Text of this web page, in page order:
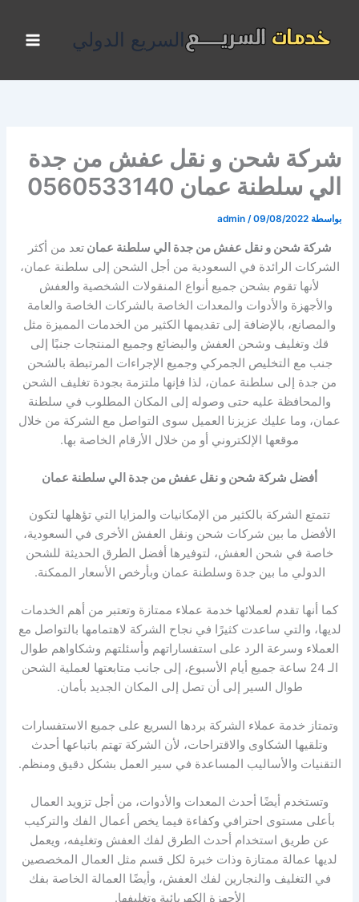
المحتوى
السريع الدولي
شركة شحن و نقل عفش من جدة
الي سلطنة عمان 0560533140
بواسطة admin /09/08/2022
شركة شحن و نقل عفش من جدة الي سلطنة عمان تعد من أكثر
الشركات الرائدة في السعودية من أجل الشحن إلى سلطنة عمان،
لأنها تقوم بشحن جميع أنواع المنقولات الشخصية والعفش
والأجهزة والأدوات والمعدات الخاصة بالشركات الخاصة والعامة
والمصانع، بالإضافة إلى تقديمها الكثير من الخدمات المميزة مثل
قك وتغليف وشحن العفش والبضائع وجميع المنتجات جنبًا إلى
جنب مع التخليص الجمركي وجميع الإجراءات المرتبطة بالشحن
من جدة إلى سلطنة عمان، لذا فإنها ملتزمة بجودة تغليف الشحن
والمحافظة عليه حتى وصوله إلى المكان المطلوب في سلطنة
عمان، وما عليك عزيزنا العميل سوى التواصل مع الشركة من خلال
موقعها الإلكتروني أو من خلال الأرقام الخاصة بها.
أفضل شركة شحن و نقل عفش من جدة الي سلطنة عمان
تتمتع الشركة بالكثير من الإمكانيات والمزايا التي تؤهلها لتكون
الأفضل ما بين شركات شحن ونقل العفش الأخرى في السعودية،
خاصة في شحن العفش، لتوفيرها أفضل الطرق الحديثة للشحن
الدولي ما بين جدة وسلطنة عمان وبأرخص الأسعار الممكنة.
كما أنها تقدم لعملائها خدمة عملاء ممتازة وتعتبر من أهم الخدمات
لديها، والتي ساعدت كثيرًا في نجاح الشركة لاهتمامها بالتواصل مع
العملاء وسرعة الرد على استفساراتهم وأسئلتهم وشكاواهم طوال
الـ 24 ساعة جميع أيام الأسبوع، إلى جانب متابعتها لعملية الشحن
طوال السير إلى أن تصل إلى المكان الجديد بأمان.
وتمتاز خدمة عملاء الشركة بردها السريع على جميع الاستفسارات
وتلقيها الشكاوى والاقتراحات، لأن الشركة تهتم باتباعها أحدث
التقنيات والأساليب المساعدة في سير العمل بشكل دقيق ومنظم.
وتستخدم أيضًا أحدث المعدات والأدوات، من أجل تزويد العمال
بأعلى مستوى احترافي وكفاءة فيما يخص أعمال الفك والتركيب
عن طريق استخدام أحدث الطرق لفك العفش وتغليفه، ويعمل
لديها عمالة ممتازة وذات خبرة لكل قسم مثل العمال المخصصين
في التغليف والنجارين لفك العفش، وأيضًا العمالة الخاصة بفك
الأجهزة الكهربائية وتغليفها.